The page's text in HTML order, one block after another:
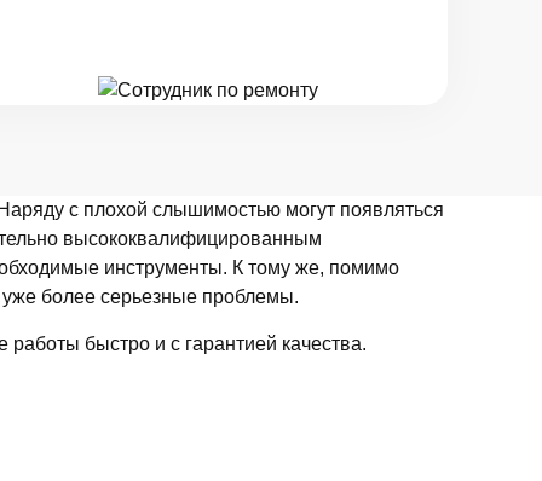
с плохой слышимостью могут появляться
высококвалифицированным
инструменты. К тому же, помимо
более серьезные проблемы.
быстро и с гарантией качества.